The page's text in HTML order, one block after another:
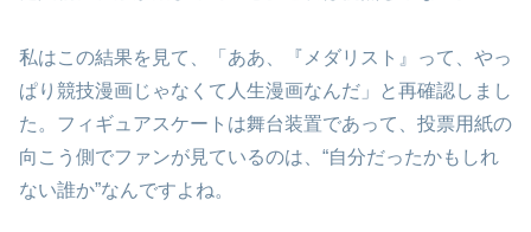
私はこの結果を見て、「ああ、『メダリスト』って、やっ
ぱり競技漫画じゃなくて人生漫画なんだ」と再確認しまし
た。フィギュアスケートは舞台装置であって、投票用紙の
向こう側でファンが見ているのは、“自分だったかもしれ
ない誰か”なんですよね。